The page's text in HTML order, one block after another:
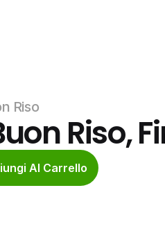
Riso
Riso,
Al Carrello